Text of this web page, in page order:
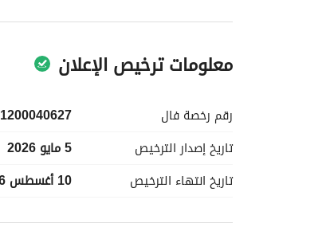
معلومات ترخيص الإعلان
رقم رخصة فال
1200040627
تاريخ إصدار الترخيص
5 مايو 2026
تاريخ انتهاء الترخيص 10 أغسطس 2026